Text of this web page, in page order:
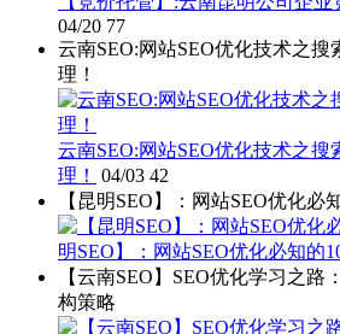
04/20 77
云南SEO:网站SEO优化技术之搜
理！
云南SEO:网站SEO优化技术之搜
理！
04/03 42
【昆明SEO】：网站SEO优化必
明SEO】：网站SEO优化必知的
【云南SEO】SEO优化学习之
构策略